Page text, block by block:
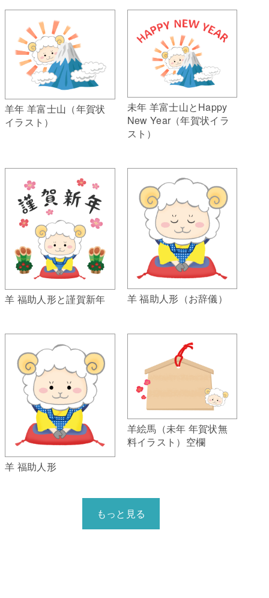
羊年 羊富士山（年賀状
イラスト）
未年 羊富士山とHappy
New Year（年賀状イラ
スト）
羊 福助人形と謹賀新年 羊 福助人形（お辞儀）
羊 福助人形
羊絵馬（未年 年賀状無
料イラスト）空欄
もっと見る